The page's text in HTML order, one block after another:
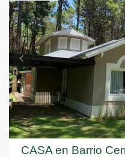
CASA en Barrio